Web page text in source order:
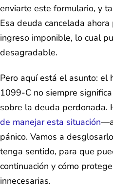
enviarte este formulario, y
Esa deuda cancelada
ingreso imponible, lo cual
desagradable.
Pero aquí está el asunto: el
1099-C no siempre
sobre la deuda perdonada.
de manejar esta situación
pánico. Vamos a
tenga sentido, para que
continuación y cómo
innecesarias.